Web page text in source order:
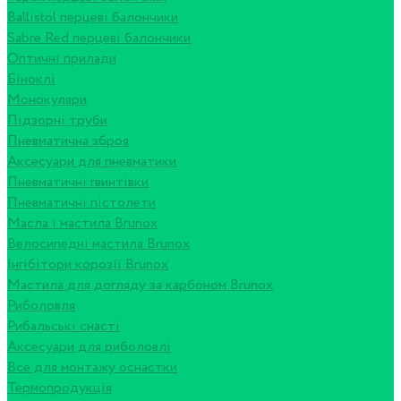
Ballistol перцеві балончики
Sabre Red перцеві балончики
Оптичні прилади
Біноклі
Монокуляри
Підзорні труби
Пневматична зброя
Аксесуари для пневматики
Пневматичні гвинтівки
Пневматичні пістолети
Масла і мастила Brunox
Велосипедні мастила Brunox
Інгібітори корозії Brunox
Мастила для догляду за карбоном Brunox
Риболовля
Рибальські снасті
Аксесуари для риболовлі
Все для монтажу оснастки
Термопродукція